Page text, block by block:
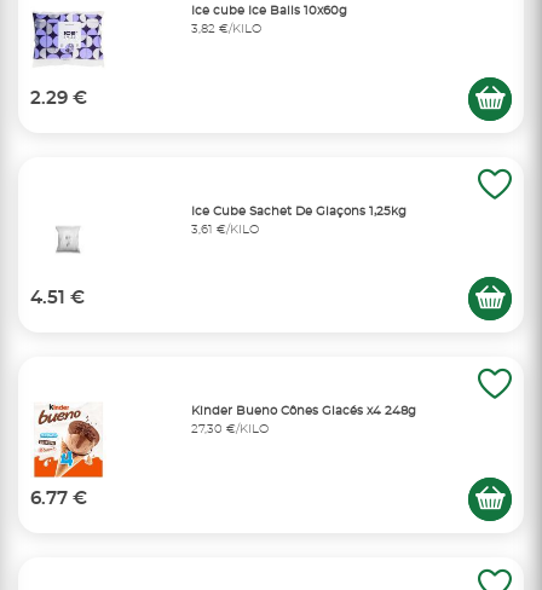
Ice cube Ice Balls 10x60g
3,82 €/KILO
2.29 €
Ice Cube Sachet De Glaçons 1,25kg
3,61 €/KILO
4.51 €
Kinder Bueno Cônes Glacés x4 248g
27,30 €/KILO
6.77 €